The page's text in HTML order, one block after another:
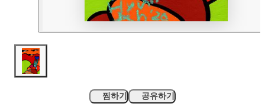
찜하기 공유하기